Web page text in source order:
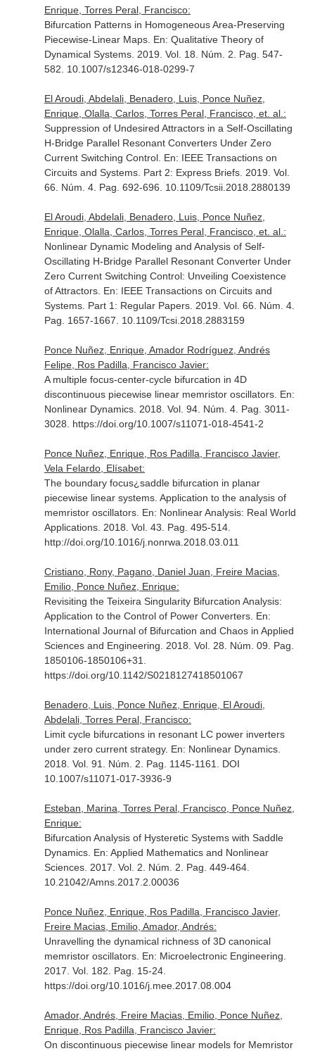
Enrique, Torres Peral, Francisco:
Bifurcation Patterns in Homogeneous Area-Preserving
Piecewise-Linear Maps. En: Qualitative Theory of
Dynamical Systems. 2019. Vol. 18. Núm. 2. Pag. 547-
582. 10.1007/s12346-018-0299-7
El Aroudi, Abdelali, Benadero, Luis, Ponce Nuñez,
Enrique, Olalla, Carlos, Torres Peral, Francisco, et. al.:
Suppression of Undesired Attractors in a Self-Oscillating
H-Bridge Parallel Resonant Converters Under Zero
Current Switching Control. En: IEEE Transactions on
Circuits and Systems. Part 2: Express Briefs. 2019. Vol.
66. Núm. 4. Pag. 692-696. 10.1109/Tcsii.2018.2880139
El Aroudi, Abdelali, Benadero, Luis, Ponce Nuñez,
Enrique, Olalla, Carlos, Torres Peral, Francisco, et. al.:
Nonlinear Dynamic Modeling and Analysis of Self-
Oscillating H-Bridge Parallel Resonant Converter Under
Zero Current Switching Control: Unveiling Coexistence
of Attractors. En: IEEE Transactions on Circuits and
Systems. Part 1: Regular Papers. 2019. Vol. 66. Núm. 4.
Pag. 1657-1667. 10.1109/Tcsi.2018.2883159
Ponce Nuñez, Enrique, Amador Rodríguez, Andrés
Felipe, Ros Padilla, Francisco Javier:
A multiple focus-center-cycle bifurcation in 4D
discontinuous piecewise linear memristor oscillators. En:
Nonlinear Dynamics. 2018. Vol. 94. Núm. 4. Pag. 3011-
3028. https://doi.org/10.1007/s11071-018-4541-2
Ponce Nuñez, Enrique, Ros Padilla, Francisco Javier,
Vela Felardo, Elísabet:
The boundary focus¿saddle bifurcation in planar
piecewise linear systems. Application to the analysis of
memristor oscillators. En: Nonlinear Analysis: Real World
Applications. 2018. Vol. 43. Pag. 495-514.
http://doi.org/10.1016/j.nonrwa.2018.03.011
Cristiano, Rony, Pagano, Daniel Juan, Freire Macias,
Emilio, Ponce Nuñez, Enrique:
Revisiting the Teixeira Singularity Bifurcation Analysis:
Application to the Control of Power Converters. En:
International Journal of Bifurcation and Chaos in Applied
Sciences and Engineering . 2018. Vol. 28. Núm. 09. Pag.
1850106-1850106+31.
https://doi.org/10.1142/S0218127418501067
Benadero, Luis, Ponce Nuñez, Enrique, El Aroudi,
Abdelali, Torres Peral, Francisco:
Limit cycle bifurcations in resonant LC power inverters
under zero current strategy. En: Nonlinear Dynamics.
2018. Vol. 91. Núm. 2. Pag. 1145-1161. DOI
10.1007/s11071-017-3936-9
Esteban, Marina, Torres Peral, Francisco, Ponce Nuñez,
Enrique:
Bifurcation Analysis of Hysteretic Systems with Saddle
Dynamics. En: Applied Mathematics and Nonlinear
Sciences. 2017. Vol. 2. Núm. 2. Pag. 449-464.
10.21042/Amns.2017.2.00036
Ponce Nuñez, Enrique, Ros Padilla, Francisco Javier,
Freire Macias, Emilio, Amador, Andrés:
Unravelling the dynamical richness of 3D canonical
memristor oscillators. En: Microelectronic Engineering
2017. Vol. 182. Pag. 15-24.
https://doi.org/10.1016/j.mee.2017.08.004
Amador, Andrés, Freire Macias, Emilio, Ponce Nuñez,
Enrique, Ros Padilla, Francisco Javier:
On discontinuous piecewise linear models for Memristor